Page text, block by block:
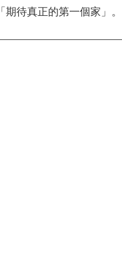
待真正的第一個家」。